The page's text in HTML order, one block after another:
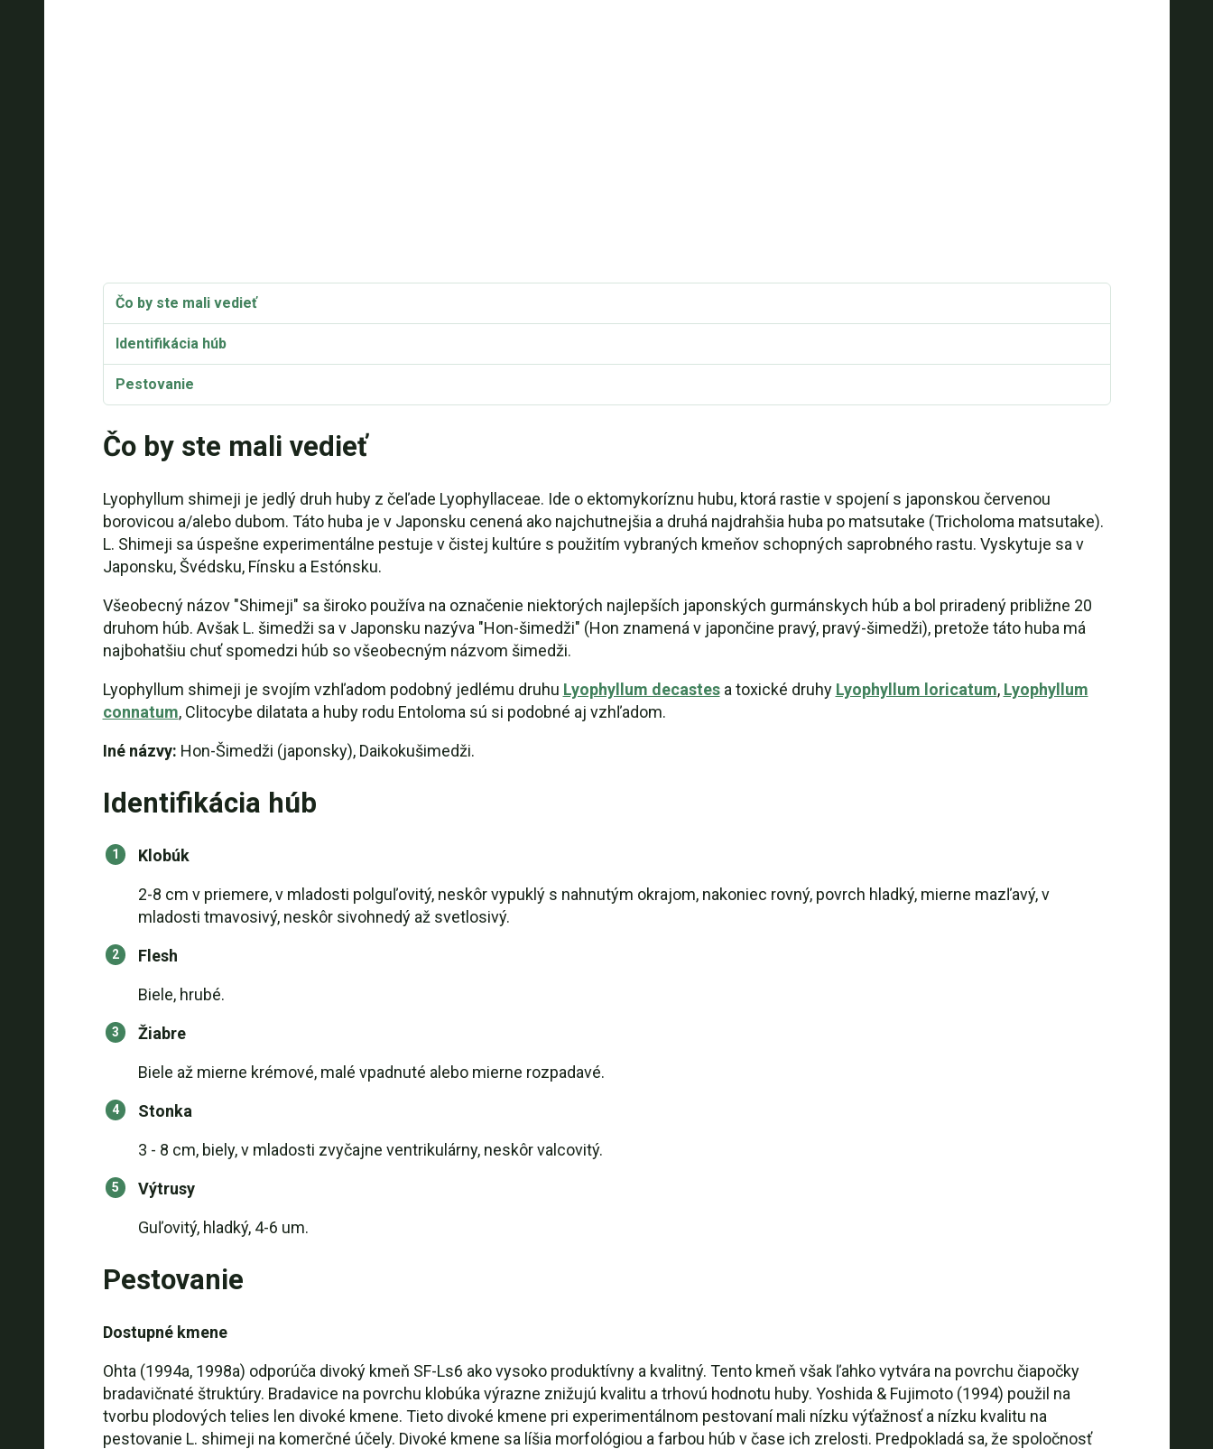
Čo by ste mali vedieť
Identifikácia húb
Pestovanie
Čo by ste mali vedieť
Lyophyllum shimeji je jedlý druh huby z čeľade Lyophyllaceae. Ide o ektomykoríznu hubu, ktorá rastie v spojení s japonskou červenou
borovicou a/alebo dubom. Táto huba je v Japonsku cenená ako najchutnejšia a druhá najdrahšia huba po matsutake (Tricholoma matsutake).
L. Shimeji sa úspešne experimentálne pestuje v čistej kultúre s použitím vybraných kmeňov schopných saprobného rastu. Vyskytuje sa v
Japonsku, Švédsku, Fínsku a Estónsku.
Všeobecný názov "Shimeji" sa široko používa na označenie niektorých najlepších japonských gurmánskych húb a bol priradený približne 20
druhom húb. Avšak L. šimedži sa v Japonsku nazýva "Hon-šimedži" (Hon znamená v japončine pravý, pravý-šimedži), pretože táto huba má
najbohatšiu chuť spomedzi húb so všeobecným názvom šimedži.
Lyophyllum shimeji je svojím vzhľadom podobný jedlému druhu Lyophyllum decastesa toxické druhy Lyophyllum loricatum, Lyophyllum
connatum, Clitocybe dilatata a huby rodu Entoloma sú si podobné aj vzhľadom.
Iné názvy: Hon-Šimedži (japonsky), Daikokušimedži.
Identifikácia húb
Klobúk
2-8 cm v priemere, v mladosti polguľovitý, neskôr vypuklý s nahnutým okrajom, nakoniec rovný, povrch hladký, mierne mazľavý, v
mladosti tmavosivý, neskôr sivohnedý až svetlosivý.
Flesh
Biele, hrubé.
Žiabre
Biele až mierne krémové, malé vpadnuté alebo mierne rozpadavé.
Stonka
3 - 8 cm, biely, v mladosti zvyčajne ventrikulárny, neskôr valcovitý.
Výtrusy
Guľovitý, hladký, 4-6 um.
Pestovanie
Dostupné kmene
Ohta (1994a, 1998a) odporúča divoký kmeň SF-Ls6 ako vysoko produktívny a kvalitný. Tento kmeň však ľahko vytvára na povrchu čiapočky
bradavičnaté štruktúry. Bradavice na povrchu klobúka výrazne znižujú kvalitu a trhovú hodnotu huby. Yoshida & Fujimoto (1994) použil na
tvorbu plodových telies len divoké kmene. Tieto divoké kmene pri experimentálnom pestovaní mali nízku výťažnosť a nízku kvalitu na
pestovanie L. shimeji na komerčné účely. Divoké kmene sa líšia morfológiou a farbou húb v čase ich zrelosti. Predpokladá sa, že spoločnosť